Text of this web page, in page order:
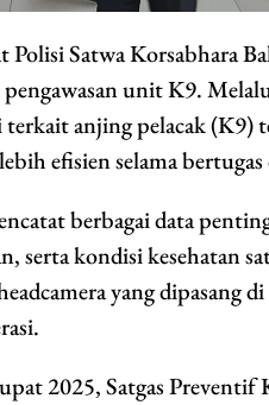
Satwa Korsabhara
unit K9.
anjing pelacak (K9)
efisien selama bertugas
berbagai data
serta kondisi kesehatan
yang dipasang
2025, Satgas Preventif